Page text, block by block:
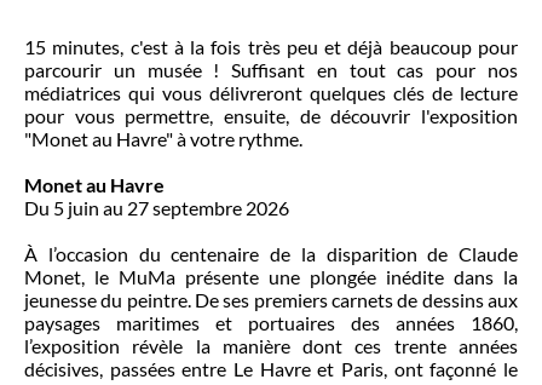
15 minutes, c'est à la fois très peu et déjà beaucoup pour
parcourir un musée ! Suffisant en tout cas pour nos
médiatrices qui vous délivreront quelques clés de lecture
pour vous permettre, ensuite, de découvrir l'exposition
"Monet au Havre" à votre rythme.
Monet au Havre
Du 5 juin au 27 septembre 2026
À l’occasion du centenaire de la disparition de Claude
Monet, le MuMa présente une plongée inédite dans la
jeunesse du peintre. De ses premiers carnets de dessins aux
paysages maritimes et portuaires des années 1860,
l’exposition révèle la manière dont ces trente années
décisives, passées entre Le Havre et Paris, ont façonné le